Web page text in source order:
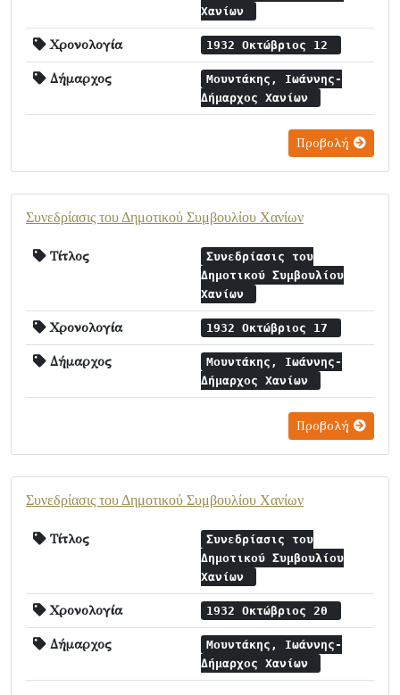
Χανίων
Χρονολογία 1932 Οκτώβριος 12
Δήμαρχος
Μουντάκης, Ιωάννης-
Δήμαρχος Χανίων
Προβολή
Συνεδρίασις του Δημοτικού Συμβουλίου Χανίων
Τίτλος
Συνεδρίασις του
Δημοτικού Συμβουλίου
Χανίων
Χρονολογία 1932 Οκτώβριος 17
Δήμαρχος
Μουντάκης, Ιωάννης-
Δήμαρχος Χανίων
Προβολή
Συνεδρίασις του Δημοτικού Συμβουλίου Χανίων
Τίτλος
Συνεδρίασις του
Δημοτικού Συμβουλίου
Χανίων
Χρονολογία 1932 Οκτώβριος 20
Δήμαρχος
Μουντάκης, Ιωάννης-
Δήμαρχος Χανίων